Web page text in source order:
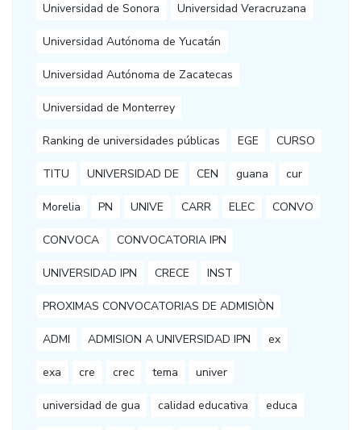
Universidad de Sonora Universidad Veracruzana
Universidad Autónoma de Yucatán
Universidad Autónoma de Zacatecas
Universidad de Monterrey
Ranking de universidades públicas EGE CURSO
TITU UNIVERSIDAD DE CEN guana cur
Morelia PN UNIVE CARR ELEC CONVO
CONVOCA CONVOCATORIA IPN
UNIVERSIDAD IPN CRECE INST
PROXIMAS CONVOCATORIAS DE ADMISIÒN
ADMI ADMISION A UNIVERSIDAD IPN ex
exa cre crec tema univer
universidad de gua calidad educativa educa